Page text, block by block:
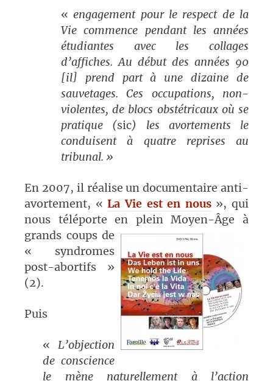
«engagement pour le respect de la
Vie commence pendant les années
étudiantes avec les collages
d’affiches. Au début des années 90
[il] prend part à une dizaine de
sauvetages. Ces occupations, non-
violentes, de blocs obstétricaux où se
pratique (sic) les avortements le
conduisent à quatre reprises au
tribunal. »
En 2007, il réalise un documentaire anti-
avortement, «La Vie est en nous», qui
nous téléporte en plein Moyen-Âge à
grands coups de
« syndromes
post-abortifs »
(2).
Puis
« L’objection
de conscience
le mène naturellement à l’action